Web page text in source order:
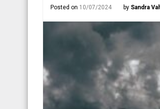
Posted on 10/07/2024 by Sandra